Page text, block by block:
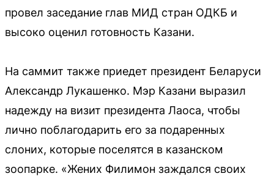
провел заседание глав МИД стран ОДКБ и
высоко оценил готовность Казани.
На саммит также приедет президент Беларуси
Александр Лукашенко. Мэр Казани выразил
надежду на визит президента Лаоса, чтобы
лично поблагодарить его за подаренных
слоних, которые поселятся в казанском
зоопарке. «Жених Филимон заждался своих